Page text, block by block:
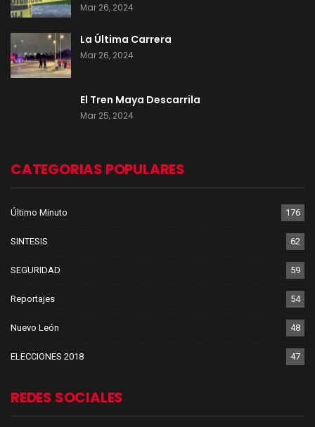
Mar 26, 2024
La Última Carrera
Mar 26, 2024
El Tren Maya Descarrila
Mar 25, 2024
CATEGORIAS POPULARES
Último Minuto 176
SINTESIS 62
SEGURIDAD 59
Reportajes 54
Nuevo León 48
ELECCIONES 2018 47
REDES SOCIALES